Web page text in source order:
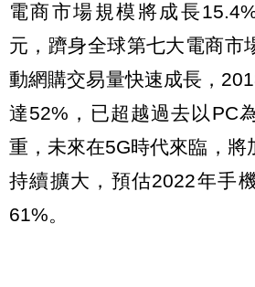
電商市場規模將成長
元，躋身全球第七大電商市
動網購交易量快速成長，
達52%，已超越過去以PC
重，未來在5G時代來臨，將
持續擴大，預估2022年手
61%。